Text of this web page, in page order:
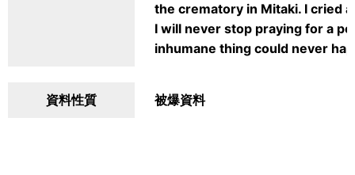
the crematory in Mitaki. I cried
I will never stop praying for a
inhumane thing could never
資料性質 被爆資料